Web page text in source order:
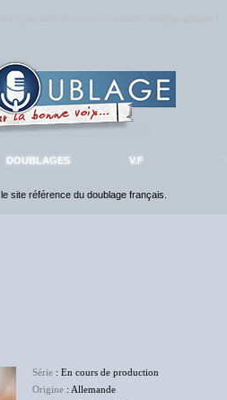
DOUBLAGES V.F
, le site référence du doublage français.
Série : En cours de production
Origine : Allemande